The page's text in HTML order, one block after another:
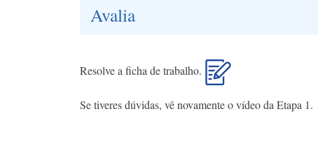
Avalia
Resolve a ficha de trabalho.
Se tiveres dúvidas, vê novamente o vídeo da Etapa 1.